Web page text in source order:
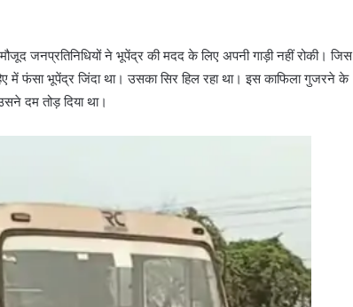
जनप्रतिनिधियों ने भूपेंद्र की मदद के लिए अपनी गाड़ी नहीं रोकी। जिस
में फंसा भूपेंद्र जिंदा था। उसका सिर हिल रहा था। इस काफिला गुजरने के
दम तोड़ दिया था।